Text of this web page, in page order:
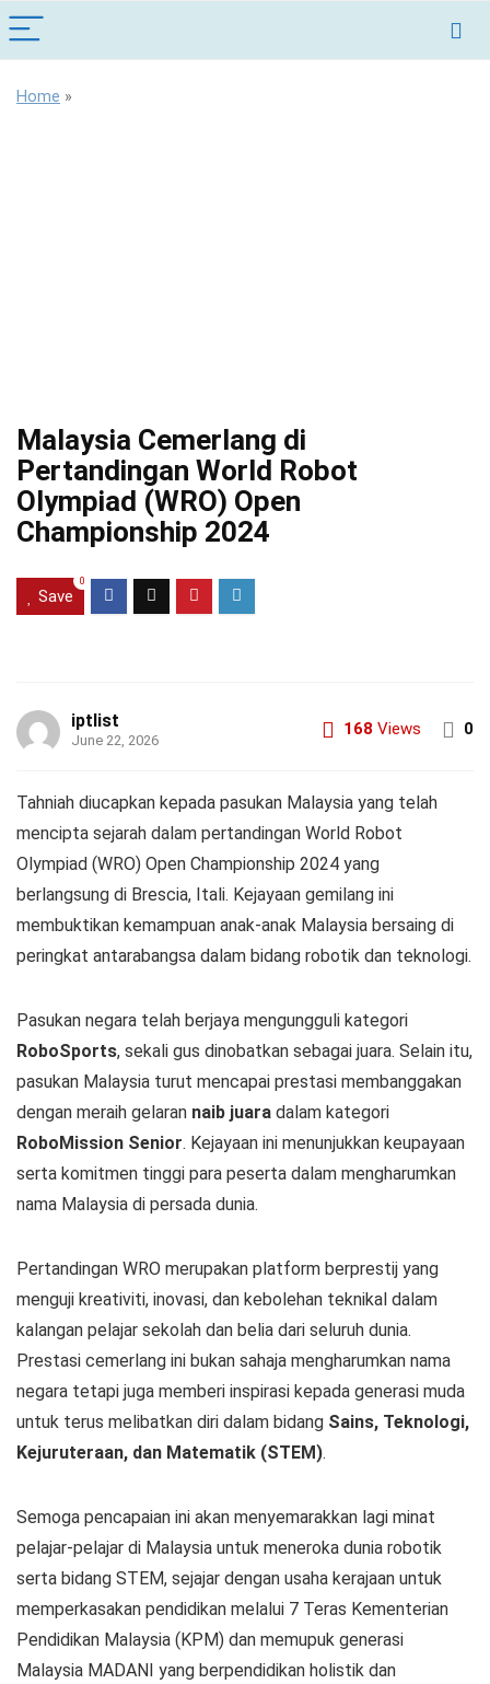
Home »
Malaysia Cemerlang di
Pertandingan World Robot
Olympiad (WRO) Open
Championship 2024
Save
0
iptlist
June 22, 2026
168 Views 0
Tahniah diucapkan kepada pasukan Malaysia yang telah
mencipta sejarah dalam pertandingan World Robot
Olympiad (WRO) Open Championship 2024 yang
berlangsung di Brescia, Itali. Kejayaan gemilang ini
membuktikan kemampuan anak-anak Malaysia bersaing di
peringkat antarabangsa dalam bidang robotik dan teknologi.
Pasukan negara telah berjaya mengungguli kategori
RoboSports, sekali gus dinobatkan sebagai juara. Selain itu,
pasukan Malaysia turut mencapai prestasi membanggakan
dengan meraih gelaran naib juara dalam kategori
RoboMission Senior. Kejayaan ini menunjukkan keupayaan
serta komitmen tinggi para peserta dalam mengharumkan
nama Malaysia di persada dunia.
Pertandingan WRO merupakan platform berprestij yang
menguji kreativiti, inovasi, dan kebolehan teknikal dalam
kalangan pelajar sekolah dan belia dari seluruh dunia.
Prestasi cemerlang ini bukan sahaja mengharumkan nama
negara tetapi juga memberi inspirasi kepada generasi muda
untuk terus melibatkan diri dalam bidang Sains, Teknologi,
Kejuruteraan, dan Matematik (STEM).
Semoga pencapaian ini akan menyemarakkan lagi minat
pelajar-pelajar di Malaysia untuk meneroka dunia robotik
serta bidang STEM, sejajar dengan usaha kerajaan untuk
memperkasakan pendidikan melalui 7 Teras Kementerian
Pendidikan Malaysia (KPM) dan memupuk generasi
Malaysia MADANI yang berpendidikan holistik dan